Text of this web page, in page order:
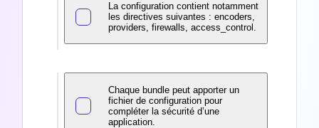
La configuration contient notamment
les directives suivantes : encoders,
providers, firewalls, access_control.
Chaque bundle peut apporter un
fichier de configuration pour
compléter la sécurité d’une
application.